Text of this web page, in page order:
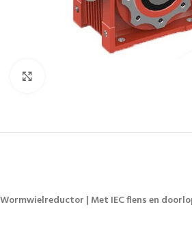
Wormwielreductor | Met IEC flens en